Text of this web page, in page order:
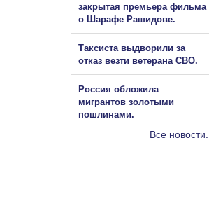
закрытая премьера фильма
о Шарафе Рашидове.
Таксиста выдворили за
отказ везти ветерана СВО.
Россия обложила
мигрантов золотыми
пошлинами.
Все новости...